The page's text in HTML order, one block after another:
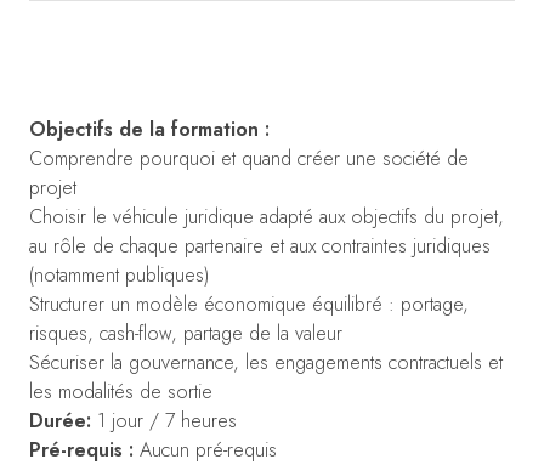
Objectifs de la formation :
Comprendre pourquoi et quand créer une société de
projet
Choisir le véhicule juridique adapté aux objectifs du projet,
au rôle de chaque partenaire et aux contraintes juridiques
(notamment publiques)
Structurer un modèle économique équilibré : portage,
risques, cash-flow, partage de la valeur
Sécuriser la gouvernance, les engagements contractuels et
les modalités de sortie
Durée: 1 jour / 7 heures
Pré-requis : Aucun pré-requis